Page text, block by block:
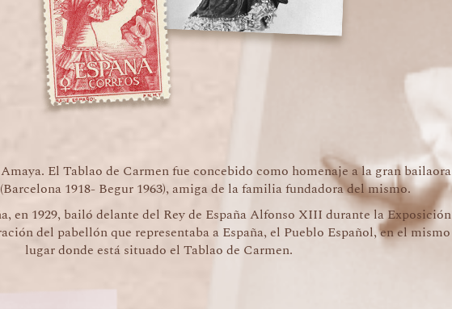
El Tablao de Carmen fue concebido como homenaje a la gran bailaora
1918- Begur 1963), amiga de la familia fundadora del mismo.
en 1929, bailó delante del Rey de España Alfonso XIII durante la Exposición
del pabellón que representaba a España, el Pueblo Español, en el mismo
lugar donde está situado el Tablao de Carmen.